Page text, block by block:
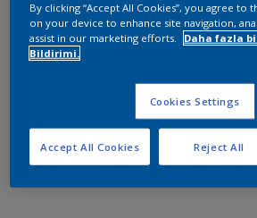
By clicking “Accept All Cookies”, you agree to
on your device to enhance site navigation,
assist in our marketing efforts.
Daha fazla
Bildirimi.
Cookies Settings
Reject All
Accept All Cookies